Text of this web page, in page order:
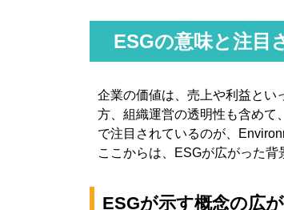
ESGの意味と注目
企業の価値は、売上や利益とい
方、組織運営の透明性も含めて
で注目されているのが、
ここからは、ESGが広がった背
ESGが示す概念の広